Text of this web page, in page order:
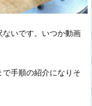
いです。いつか動画
手順の紹介になりそ